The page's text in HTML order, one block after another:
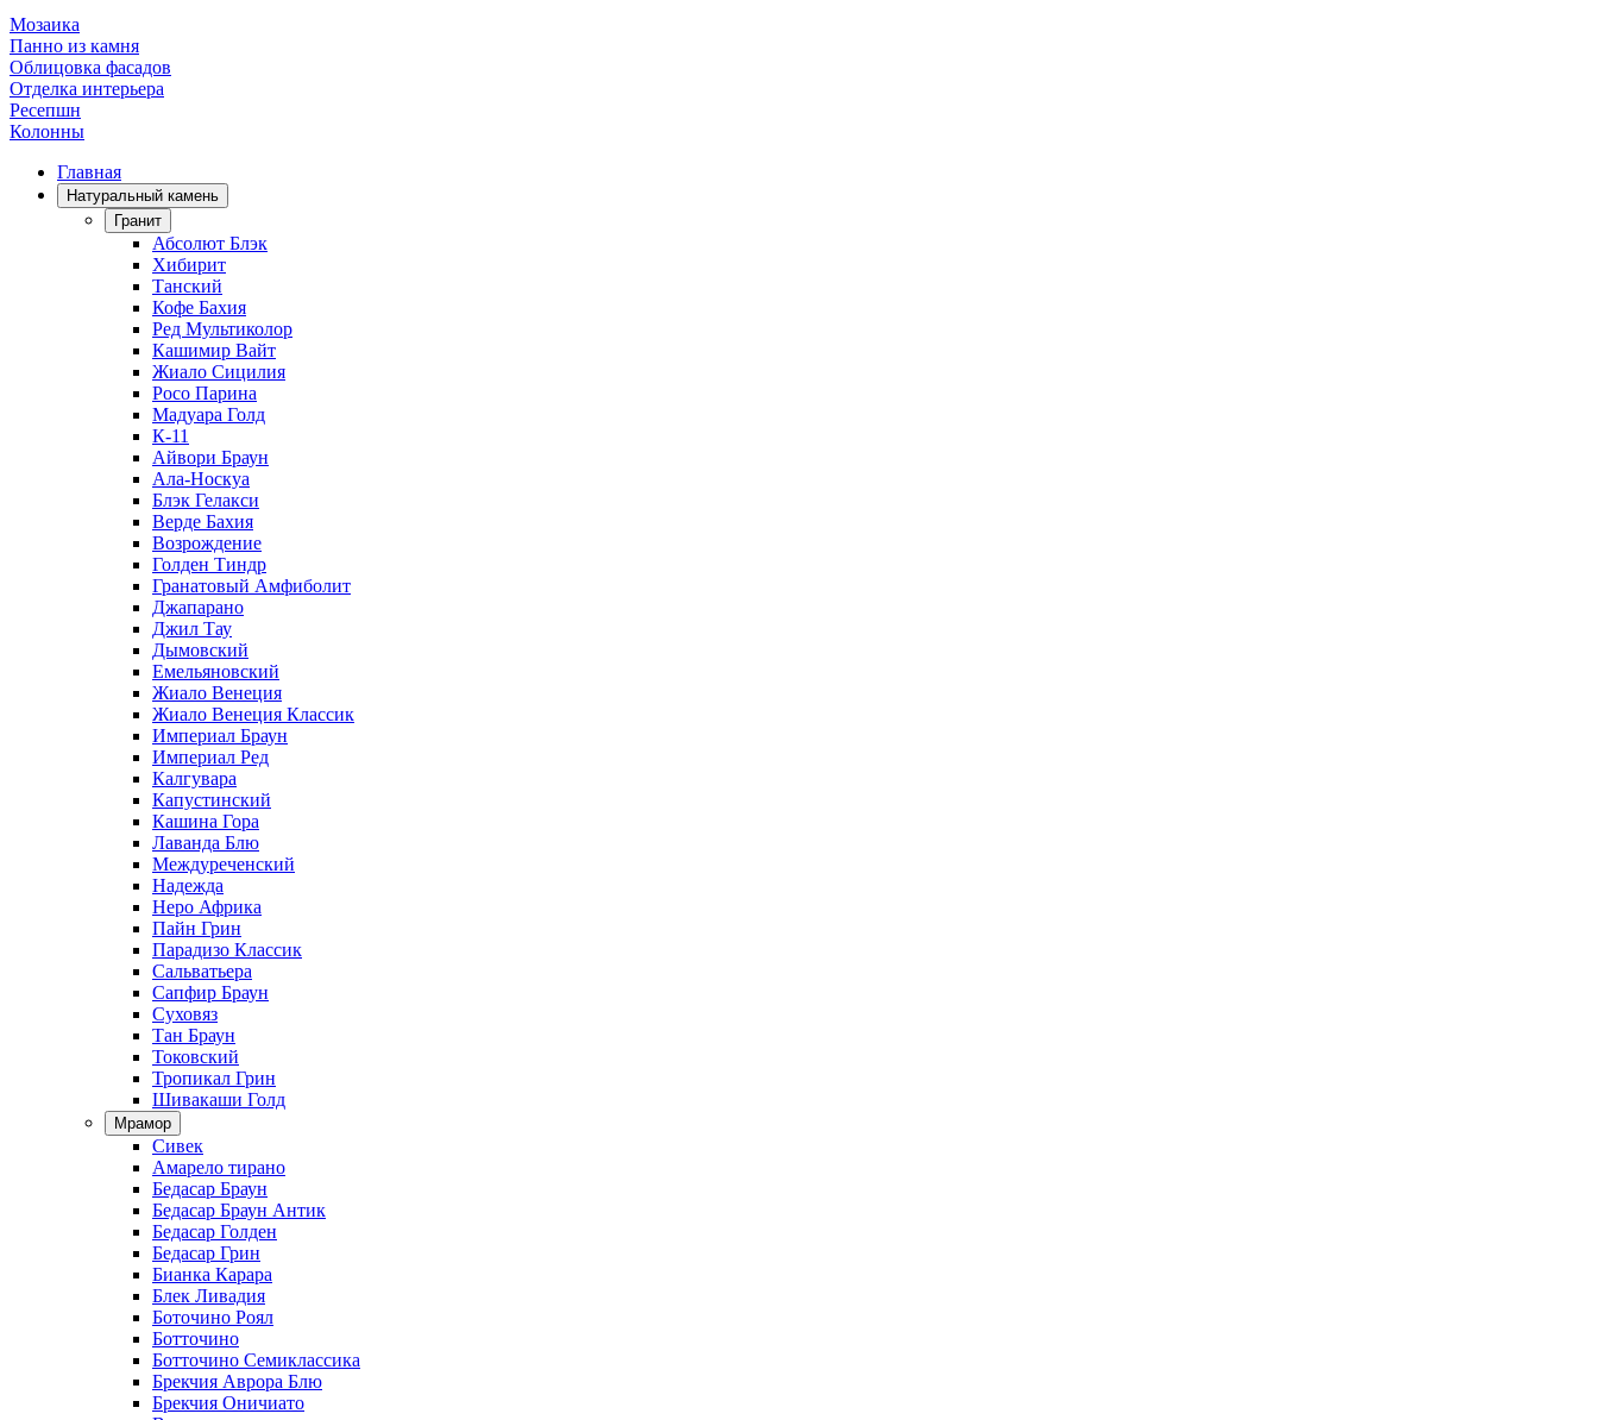
Мозаика
Панно из камня
Облицовка фасадов
Отделка интерьера
Ресепшн
Колонны
Главная
Натуральный камень
Гранит
Абсолют Блэк
Хибирит
Танский
Кофе Бахия
Ред Мультиколор
Кашимир Вайт
Жиало Сицилия
Росо Парина
Мадуара Голд
К-11
Айвори Браун
Ала-Носкуа
Блэк Гелакси
Верде Бахия
Возрождение
Голден Тиндр
Гранатовый Амфиболит
Джапарано
Джил Тау
Дымовский
Емельяновский
Жиало Венеция
Жиало Венеция Классик
Империал Браун
Империал Ред
Калгувара
Капустинский
Кашина Гора
Лаванда Блю
Междуреченский
Надежда
Неро Африка
Пайн Грин
Парадизо Классик
Сальватьера
Сапфир Браун
Суховяз
Тан Браун
Токовский
Тропикал Грин
Шивакаши Голд
Мрамор
Сивек
Амарело тирано
Бедасар Браун
Бедасар Браун Антик
Бедасар Голден
Бедасар Грин
Бианка Карара
Блек Ливадия
Боточино Роял
Ботточино
Ботточино Семиклассика
Брекчия Аврора Блю
Брекчия Оничиато